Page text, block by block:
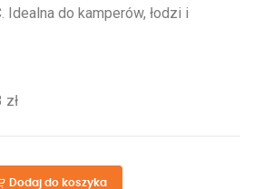
Idealna do kamperów, łodzi i
zł
Dodaj do koszyka